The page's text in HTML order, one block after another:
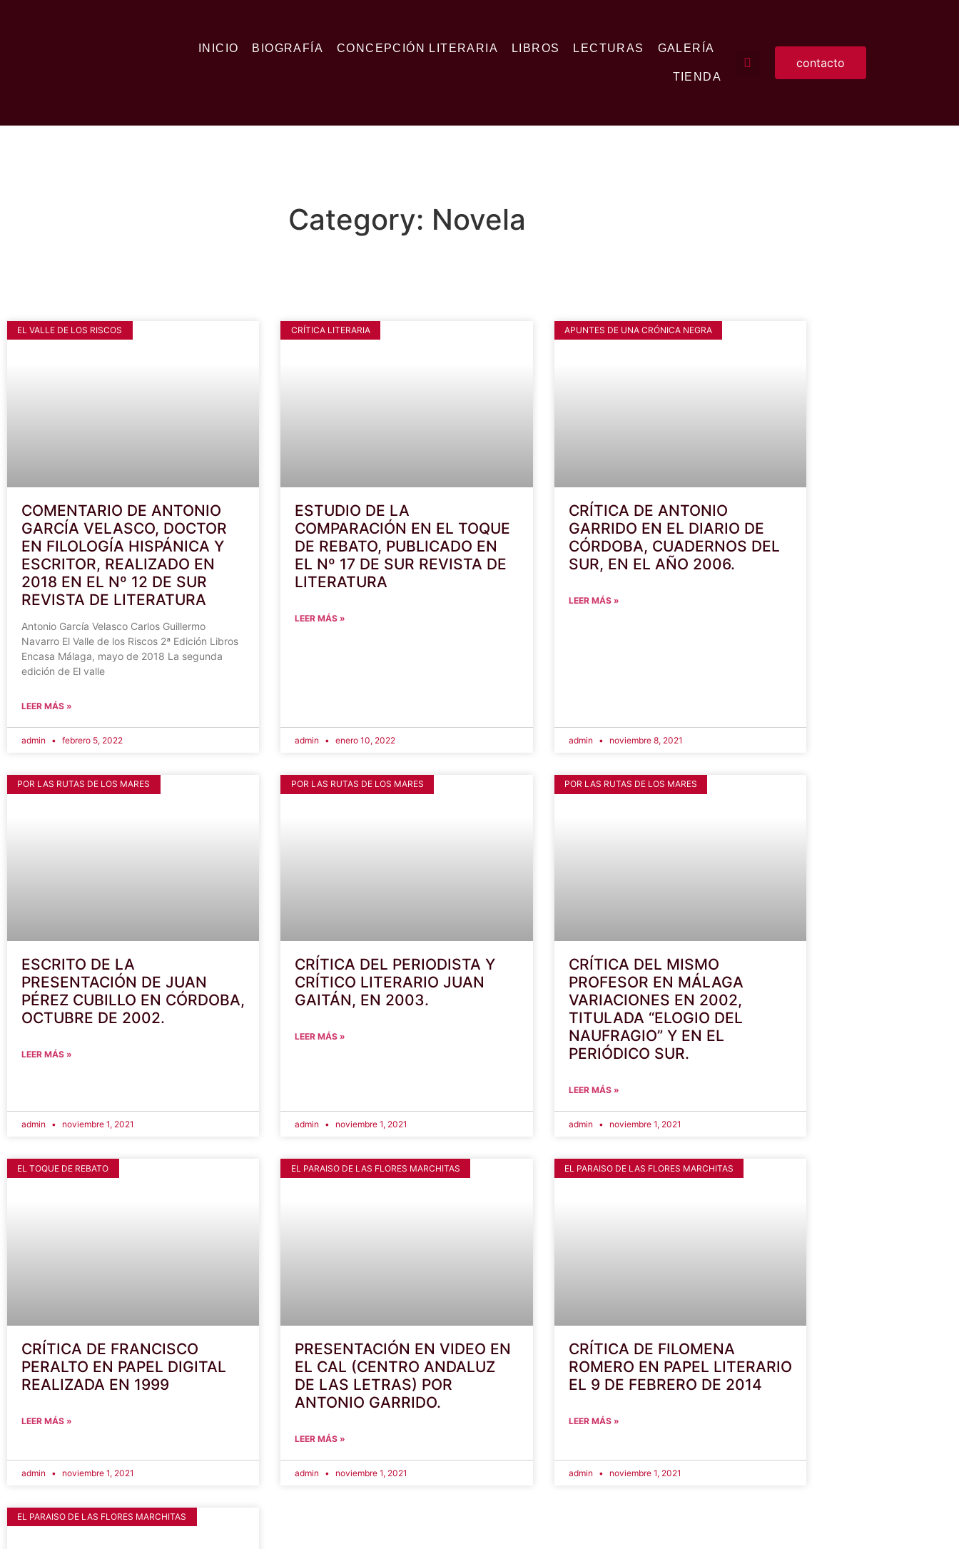
INICIO BIOGRAFÍA CONCEPCIÓN LITERARIA LIBROS LECTURAS GALERÍA
TIENDA
contacto
Category: Novela
EL VALLE DE LOS RISCOS
COMENTARIO DE ANTONIO
GARCÍA VELASCO, DOCTOR
EN FILOLOGÍA HISPÁNICA Y
ESCRITOR, REALIZADO EN
2018 EN EL Nº 12 DE SUR
REVISTA DE LITERATURA
Antonio García Velasco Carlos Guillermo
Navarro El Valle de los Riscos 2ª Edición Libros
Encasa Málaga, mayo de 2018 La segunda
edición de El valle
LEER MÁS »
admin febrero 5, 2022
CRÍTICA LITERARIA
ESTUDIO DE LA
COMPARACIÓN EN EL TOQUE
DE REBATO, PUBLICADO EN
EL Nº 17 DE SUR REVISTA DE
LITERATURA
LEER MÁS »
admin enero 10, 2022
APUNTES DE UNA CRÓNICA NEGRA
CRÍTICA DE ANTONIO
GARRIDO EN EL DIARIO DE
CÓRDOBA, CUADERNOS DEL
SUR, EN EL AÑO 2006.
LEER MÁS »
admin noviembre 8, 2021
POR LAS RUTAS DE LOS MARES
ESCRITO DE LA
PRESENTACIÓN DE JUAN
PÉREZ CUBILLO EN CÓRDOBA,
OCTUBRE DE 2002.
LEER MÁS »
admin noviembre 1, 2021
POR LAS RUTAS DE LOS MARES
CRÍTICA DEL PERIODISTA Y
CRÍTICO LITERARIO JUAN
GAITÁN, EN 2003.
LEER MÁS »
admin noviembre 1, 2021
POR LAS RUTAS DE LOS MARES
CRÍTICA DEL MISMO
PROFESOR EN MÁLAGA
VARIACIONES EN 2002,
TITULADA “ELOGIO DEL
NAUFRAGIO” Y EN EL
PERIÓDICO SUR.
LEER MÁS »
admin noviembre 1, 2021
EL TOQUE DE REBATO
CRÍTICA DE FRANCISCO
PERALTO EN PAPEL DIGITAL
REALIZADA EN 1999
LEER MÁS »
admin noviembre 1, 2021
EL PARAISO DE LAS FLORES MARCHITAS
PRESENTACIÓN EN VIDEO EN
EL CAL (CENTRO ANDALUZ
DE LAS LETRAS) POR
ANTONIO GARRIDO.
LEER MÁS »
admin noviembre 1, 2021
EL PARAISO DE LAS FLORES MARCHITAS
CRÍTICA DE FILOMENA
ROMERO EN PAPEL LITERARIO
EL 9 DE FEBRERO DE 2014
LEER MÁS »
admin noviembre 1, 2021
EL PARAISO DE LAS FLORES MARCHITAS